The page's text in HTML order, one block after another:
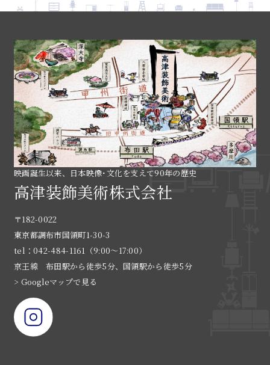
映画誕生以来、日本映像･文化を支えて90年の歴史
高津装飾美術株式会社
〒182-0022
東京都調布市国領町1-30-3
tel：042-484-1161（9:00〜17:00）
京王線 布田駅から徒歩5分、国領駅から徒歩5分
> Googleマップで見る